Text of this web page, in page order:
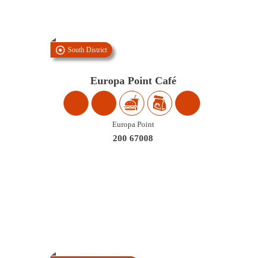
South District
Europa Point Café
Europa Point
200 67008